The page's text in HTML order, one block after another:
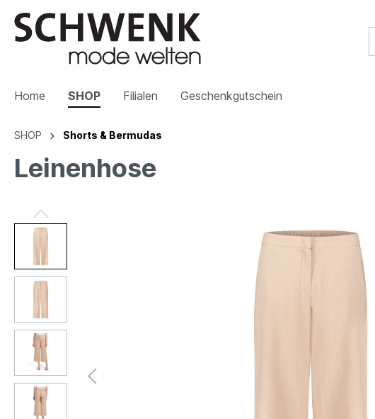
Home SHOP Filialen Geschenkgutschein
SHOP Shorts & Bermudas
Leinenhose